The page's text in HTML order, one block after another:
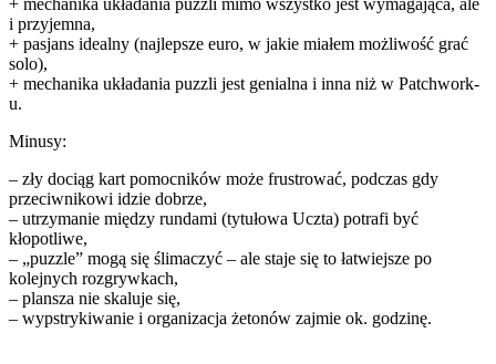
+ mechanika układania puzzli mimo wszystko jest wymagająca, ale
i przyjemna,
+ pasjans idealny (najlepsze euro, w jakie miałem możliwość grać
solo),
+ mechanika układania puzzli jest genialna i inna niż w Patchwork-
u.
Minusy:
– zły dociąg kart pomocników może frustrować, podczas gdy
przeciwnikowi idzie dobrze,
– utrzymanie między rundami (tytułowa Uczta) potrafi być
kłopotliwe,
– „puzzle” mogą się ślimaczyć – ale staje się to łatwiejsze po
kolejnych rozgrywkach,
– plansza nie skaluje się,
– wypstrykiwanie i organizacja żetonów zajmie ok. godzinę.